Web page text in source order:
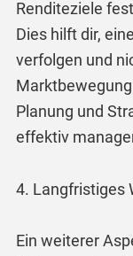
Renditeziele
Dies hilft dir,
verfolgen und
Planung und
effektiv
4. Langfristiges
Ein weiterer